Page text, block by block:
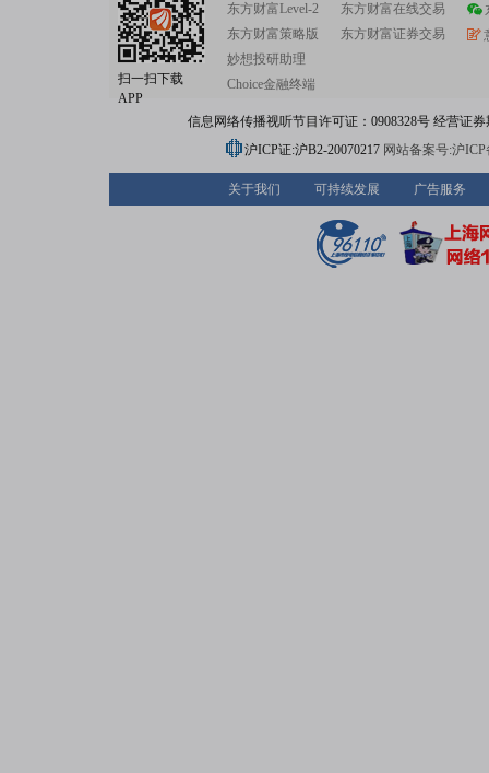
扫一扫下载
APP
东方财富Level-2
东方财富策略版
妙想投研助理
Choice金融终端
东方财富在线交易
东方财富证券交易
信息网络传播视听节目许可证：0908328号 经营证
沪ICP证:沪B2-20070217 网站备案号:沪
关于我们 可持续发展 广告服务